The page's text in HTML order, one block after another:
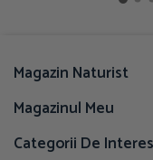
Magazin Naturist
Magazinul Meu
Categorii De Interes